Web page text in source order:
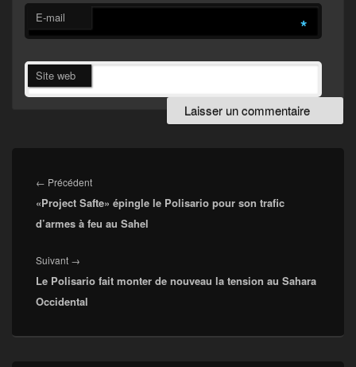
E-mail *
Site web
de
l’article
← PrécédentArticle
précédent :
«Project Safte» épingle le Polisario pour son trafic
d’armes à feu au Sahel
Suivant →
suivant :
Le Polisario fait monter de nouveau la tension au Sahara
Occidental